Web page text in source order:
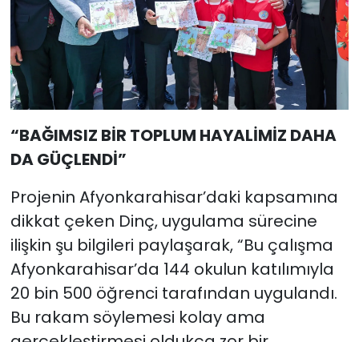
“BAĞIMSIZ BİR TOPLUM HAYALİMİZ DAHA
DA GÜÇLENDİ”
Projenin Afyonkarahisar’daki kapsamına
dikkat çeken Dinç, uygulama sürecine
ilişkin şu bilgileri paylaşarak, “Bu çalışma
Afyonkarahisar’da 144 okulun katılımıyla
20 bin 500 öğrenci tarafından uygulandı.
Bu rakam söylemesi kolay ama